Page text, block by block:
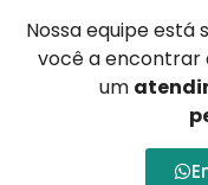
Nossa equipe está
você a encontrar
um